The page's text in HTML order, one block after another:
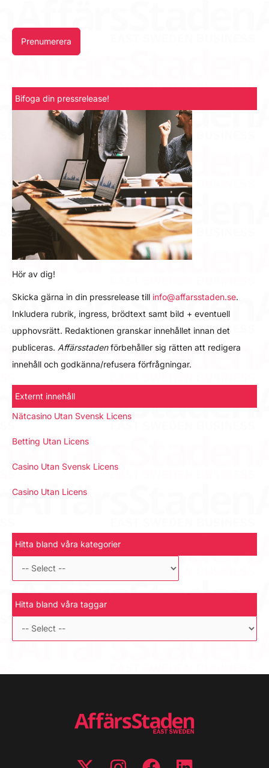
Prenumerera
Bifoga din pressrelease!
Hör av dig!
Skicka gärna in din pressrelease till info@affarsstaden.se.
Inkludera rubrik, ingress, brödtext samt bild + eventuell
upphovsrätt. Redaktionen granskar innehållet innan det
publiceras. Affärsstadenförbehåller sig rätten att redigera
innehåll och godkänna/refusera förfrågningar.
Externt innehåll
Nätcasino Utan Svensk Licens
Betting Utan Licens
Casino Utan Svensk Licens
Casino Utan Licens
Hitta bland våra kategorier
Hitta bland våra taggar